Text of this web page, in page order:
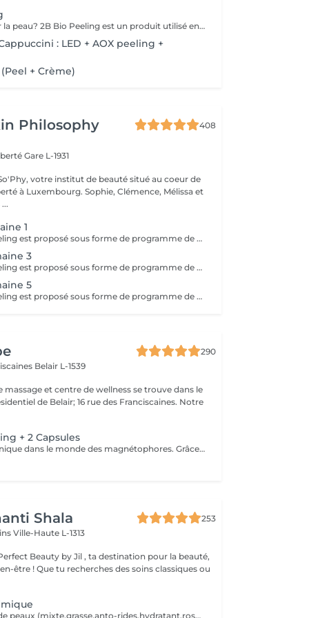
Envie de changer la peau? 2B Bio Peeling est un produit utilisé en micro-dermabrasion manuelle (sans utilisation d'appareillages). Cette méthode d'abrasion de la surface de l'épiderme vise à éliminer les cellules mortes qui forment la couche cornée. Contrairement à d'autres traitements-peelings qui ne travaillent qu'en surface, 2B Bio Peeling déclenche le processus d'exfoliation de l'intérieur. Votre peau est purifiée en profondeur, le métabolisme cellulaire est réactivé, les pores dilatés sont resserrés et la pigmentation est réduite. Un résultat éblouissant qui vous illumine immédiatement.
: LED + AOX peeling +
+ Crème)
Philosophy
408
Gare L-1931
votre institut de beauté situé au coeur de
Sophie, Clémence, Mélissa et
1
Le Skin Reset Peeling est proposé sous forme de programme de 4 soins, réalisés toutes les 2 semaines, afin de relancer progressivement le renouvellement de la peau et d'améliorer sa qualité en profondeur. Chaque séance est adaptée aux besoins de votre peau et permet d'agir de manière ciblée sur l'éclat, la texture, les imperfections ou les irrégularités du teint. Au fil des séances, la peau devient plus lisse, plus lumineuse et visiblement plus uniforme. Ce programme permet d'obtenir des résultats progressifs et durables, tout en respectant l'équilibre et la sensibilité de votre peau. Afin d'optimiser les résultats, une routine de soins adaptée à domicile vous sera recommandée et devra être suivie avant, pendant et après le programme. Idéal en changement de saison ou en cas de déséquilibres cutanés.
3
Le Skin Reset Peeling est proposé sous forme de programme de 4 soins, réalisés toutes les 2 semaines, afin de relancer progressivement le renouvellement de la peau et d'améliorer sa qualité en profondeur. Chaque séance est adaptée aux besoins de votre peau et permet d'agir de manière ciblée sur l'éclat, la texture, les imperfections ou les irrégularités du teint. Au fil des séances, la peau devient plus lisse, plus lumineuse et visiblement plus uniforme. Ce programme permet d'obtenir des résultats progressifs et durables, tout en respectant l'équilibre et la sensibilité de votre peau. Afin d'optimiser les résultats, une routine de soins adaptée à domicile vous sera recommandée et devra être suivie avant, pendant et après le programme. Idéal en changement de saison ou en cas de déséquilibres cutanés.
5
Le Skin Reset Peeling est proposé sous forme de programme de 4 soins, réalisés toutes les 2 semaines, afin de relancer progressivement le renouvellement de la peau et d'améliorer sa qualité en profondeur. Chaque séance est adaptée aux besoins de votre peau et permet d'agir de manière ciblée sur l'éclat, la texture, les imperfections ou les irrégularités du teint. Au fil des séances, la peau devient plus lisse, plus lumineuse et visiblement plus uniforme. Ce programme permet d'obtenir des résultats progressifs et durables, tout en respectant l'équilibre et la sensibilité de votre peau. Afin d'optimiser les résultats, une routine de soins adaptée à domicile vous sera recommandée et devra être suivie avant, pendant et après le programme. Idéal en changement de saison ou en cas de déséquilibres cutanés.
290
Belair L-1539
massage et centre de wellness se trouve dans le
de Belair; 16 rue des Franciscaines. Notre
+ 2 Capsules
Une technique unique dans le monde des magnétophores. Grâce à l'attraction des champs magnétiques encapsulés dans une mini machine tenue à la main, cette technique permet de forcer le passage des actifs cosmétiques à travers la barrière cutanée pour agir au cur des cellules. Résultat visible dès la première séance. Les capsules sont soigneusement choisies en fonction d'une consultation avec votre pour vos besoins spécifiques. Une peau d'apparence jeune sans injections !
Shala
253
Ville-Haute L-1313
Beauty by Jil , ta destination pour la beauté,
soins classiques ou
Pour tout types de peaux (mixte,grasse,anto-rides,hydratant,rosacea,cicatrice,sensible) pas d'extraction,ni d'epilation visage avant. Il faut éviter le soleil les 2 semaines après le traitement. Cure de 4 soins pour un meilleur resultat. Un soin tout les 2 semaines = 390 aulieu de 440,20, y compris 2 cremes pour soin à domicile,si la facture est réglée au 1ier rv.